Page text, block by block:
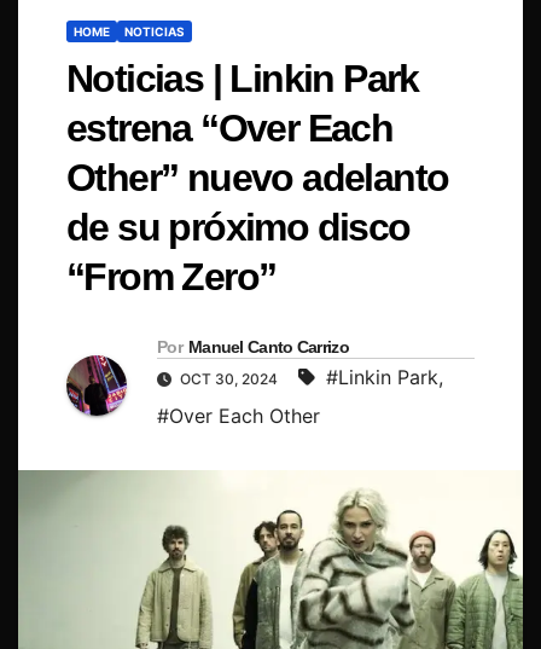
HOME NOTICIAS
Noticias | Linkin Park
estrena “Over Each
Other” nuevo adelanto
de su próximo disco
“From Zero”
Por Manuel Canto Carrizo
OCT 30, 2024 #Linkin Park,
#Over Each Other